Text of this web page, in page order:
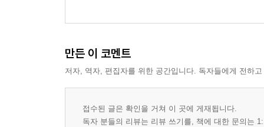
만든 이 코멘트
저자, 역자, 편집자를 위한 공간입니다. 독자들에게 전하
접수된 글은 확인을 거쳐 이 곳에 게재됩니다.
독자 분들의 리뷰는 리뷰 쓰기를, 책에 대한 문의는